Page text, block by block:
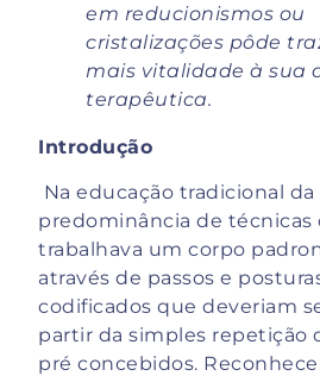
em reducionismos ou
cristalizações pôde
mais vitalidade à sua
terapêutica.
Introdução
Na educação tradicional da
predominância de técnicas
trabalhava um corpo
através de passos e
codificados que deveriam
partir da simples repetição
pré concebidos.